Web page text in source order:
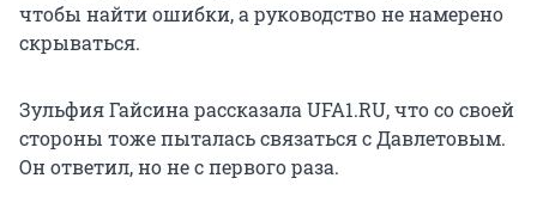
чтобы найти ошибки, а руководство не намерено
скрываться.
Зульфия Гайсина рассказала UFA1.RU, что со своей
стороны тоже пыталась связаться с Давлетовым.
Он ответил, но не с первого раза.